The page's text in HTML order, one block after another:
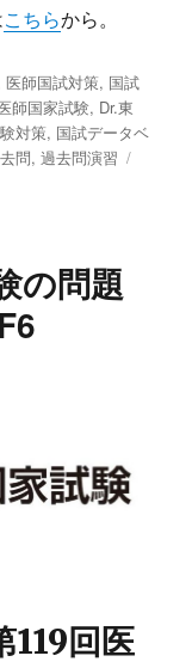
こちらから。
医師国試対策, 国試
師国家試験, Dr.東
対策, 国試データベ
問,過去問演習
の問題
119回医